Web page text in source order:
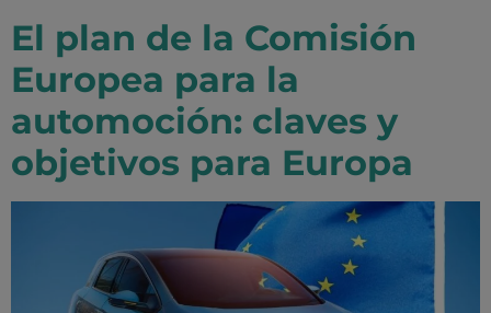
El plan de la Comisión
Europea para la
automoción: claves y
objetivos para Europa